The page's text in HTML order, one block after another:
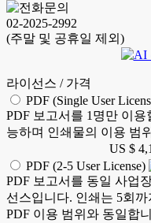
02-2025-2992
(주말 및 공휴일 제외)
라이선스 / 가격
PDF (Single User
PDF 보고서를 1명만 이
능하며 인쇄물의 이용 범
US $
PDF (2-5 User License)
PDF 보고서를 동일 사업
선스입니다. 인쇄는 5회
PDF 이용 범위와 동일합